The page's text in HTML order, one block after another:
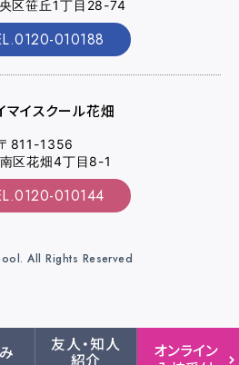
友人・知人
紹介
オンライン
区笹丘1丁目28-74
010188
マイスクール花畑
811-1356
区花畑4丁目8-1
010144
All Rights Reserved